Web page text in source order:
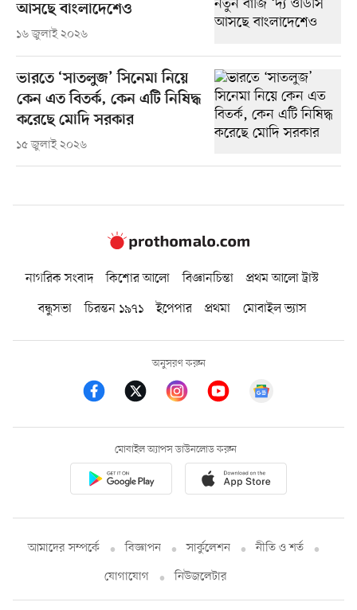
আসছে বাংলাদেশেও
১৬ জুলাই ২০২৬
ভারতে ‘সাতলুজ’ সিনেমা নিয়ে
কেন এত বিতর্ক, কেন এটি নিষিদ্ধ
করেছে মোদি সরকার
১৫ জুলাই ২০২৬
নাগরিক সংবাদ কিশোর আলো বিজ্ঞানচিন্তা
প্রথম আলো ট্রাস্ট
বন্ধুসভা
চিরন্তন ১৯৭১ ইপেপার প্রথমা মোবাইল ভ্যাস
অনুসরণ করুন
মোবাইল অ্যাপস ডাউনলোড করুন
আমাদের সম্পর্কে বিজ্ঞাপন সার্কুলেশন
নীতি ও শর্ত
যোগাযোগ
নিউজলেটার